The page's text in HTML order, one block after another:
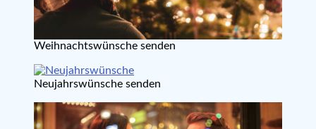
Weihnachtswünsche senden
Neujahrswünsche senden